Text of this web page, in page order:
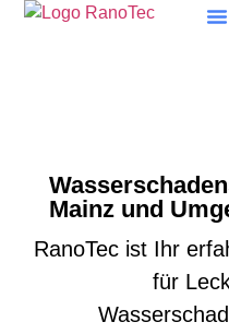
Mainz und
RanoTec ist Ihr
für